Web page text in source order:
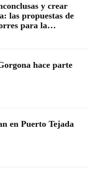
y crear
las propuestas de
para la
hace parte
en Puerto Tejada